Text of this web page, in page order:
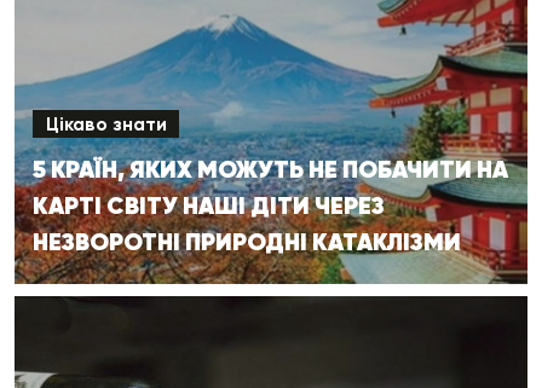
Цікаво знати
5 КРАЇН, ЯКИХ МОЖУТЬ НЕ ПОБАЧИТИ НА
КАРТІ СВІТУ НАШІ ДІТИ ЧЕРЕЗ
НЕЗВОРОТНІ ПРИРОДНІ КАТАКЛІЗМИ